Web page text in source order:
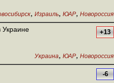
, Израиль, ЮАР, Новороссия
Украине +13
Украина, ЮАР, Новороссия
-6